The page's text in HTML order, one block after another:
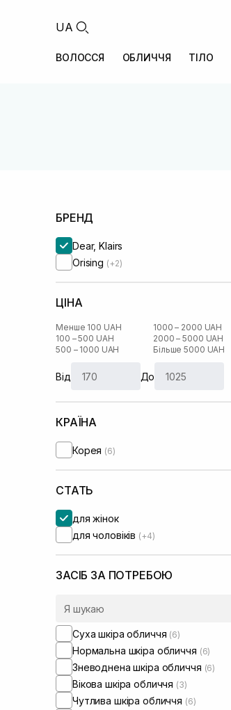
UA
ВОЛОССЯ ОБЛИЧЧЯ ТІЛО
БРЕНД
Dear, Klairs
Orising (+2)
ЦІНА
Менше 100 UAH
100 – 500 UAH
500 – 1000 UAH
1000 – 2000 UAH
2000 – 5000 UAH
Більше 5000 UAH
Від До
КРАЇНА
Корея (6)
СТАТЬ
для жінок
для чоловіків (+4)
ЗАСІБ ЗА ПОТРЕБОЮ
Суха шкіра обличчя (6)
Нормальна шкіра обличчя (6)
Зневоднена шкіра обличчя (6)
Вікова шкіра обличчя (3)
Чутлива шкіра обличчя (6)